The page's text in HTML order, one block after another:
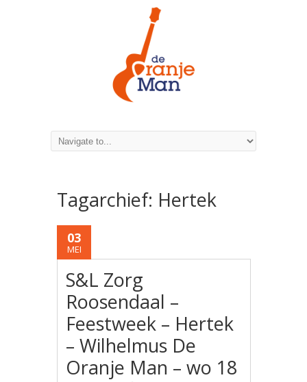
Tagarchief: Hertek
03
MEI
S&L Zorg
Roosendaal –
Feestweek – Hertek
– Wilhelmus De
Oranje Man – wo 18